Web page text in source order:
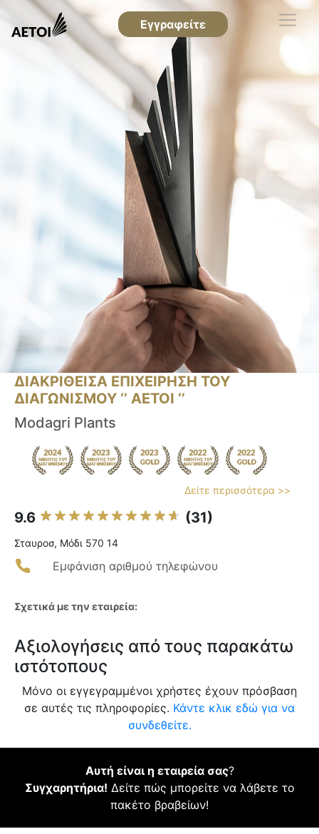
Εγγραφείτε
ΔΙΑΚΡΙΘΕΙΣΑ ΕΠΙΧΕΙΡΗΣΗ ΤΟΥ
ΔΙΑΓΩΝΙΣΜΟΥ ‘’ ΑΕΤΟΙ ‘’
Modagri Plants
Δείτε περισσότερα >>
9.6 (31)
Σταυροσ, Μόδι 570 14
Εμφάνιση αριθμού τηλεφώνου
Σχετικά με την εταιρεία:
Αξιολογήσεις από τους παρακάτω
ιστότοπους
Μόνο οι εγγεγραμμένοι χρήστες έχουν πρόσβαση
σε αυτές τις πληροφορίες. Κάντε κλικ εδώ για να
συνδεθείτε.
Αυτή είναι η εταιρεία σας?
Συγχαρητήρια! Δείτε πώς μπορείτε να λάβετε το
πακέτο βραβείων!